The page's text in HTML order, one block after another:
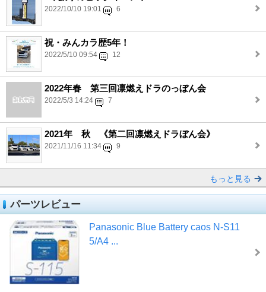
2022/10/10 19:01 6
祝・みんカラ歴5年！
2022/5/10 09:54 12
2022年春 第三回凛燃えドラのっぼん会
2022/5/3 14:24 7
2021年 秋 《第二回凛燃えドラぼん会》
2021/11/16 11:34 9
もっと見る
パーツレビュー
Panasonic Blue Battery caos N-S11
5/A4 ...